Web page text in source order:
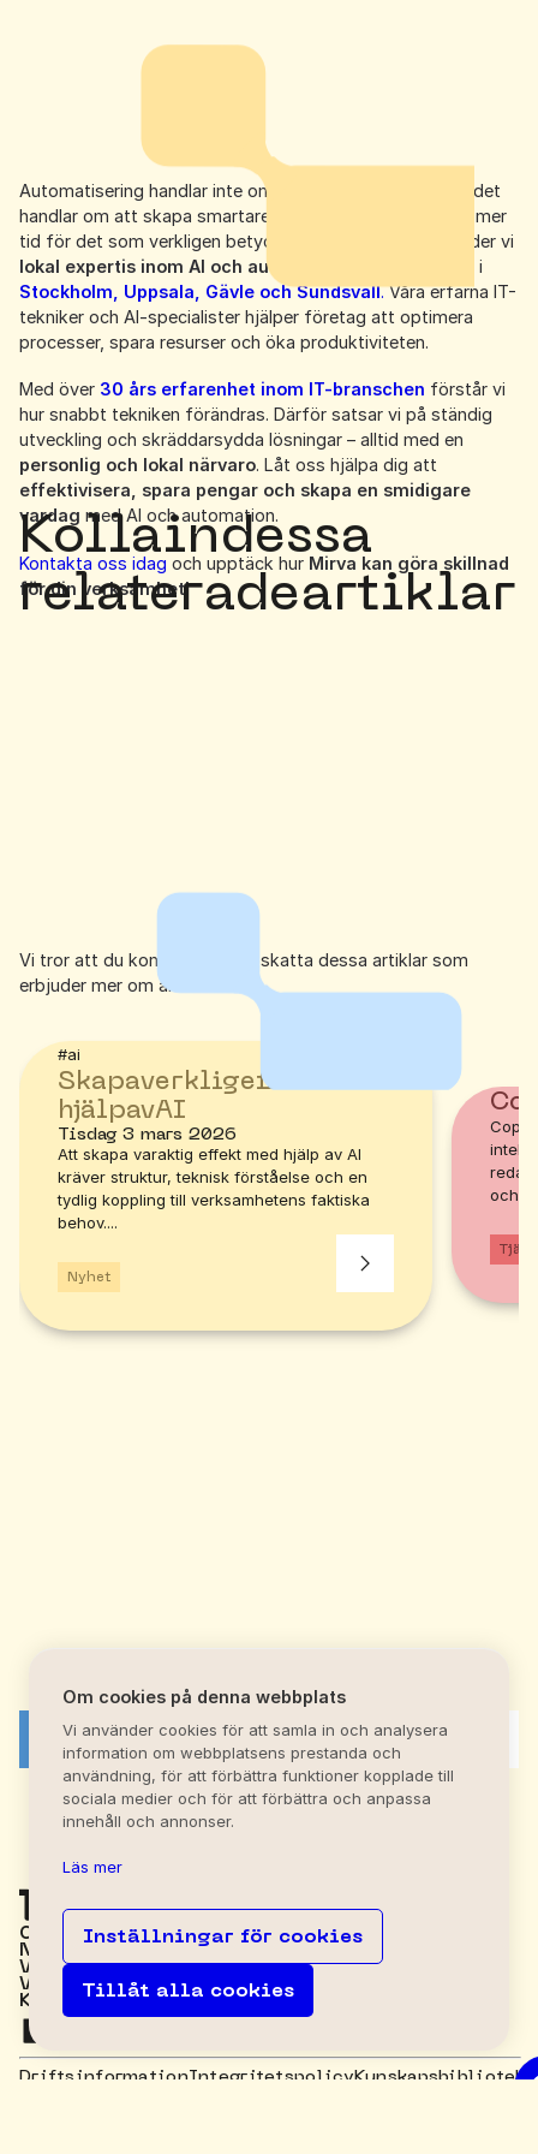
Om cookies på denna webbplats
Vi använder cookies för att samla in och analysera
information om webbplatsens prestanda och
användning, för att förbättra funktioner kopplade till
sociala medier och för att förbättra och anpassa
innehåll och annonser.
Läs mer
Inställningar för cookies
Tillåt alla cookies
Automatisering handlar inte om att ersätta människor – det
handlar om att skapa smartare arbetsflöden och ge dig mer
tid för det som verkligen betyder något. På
erbjuder vi
lokal expertis inom AI och automation
via våra kontor i
Stockholm, Uppsala, Gävle och Sundsvall.Våra erfarna IT-
tekniker och AI-specialister hjälper företag att optimera
processer, spara resurser och öka produktiviteten.
Med över 30 års erfarenhet inom IT-branschen förstår vi
hur snabbt tekniken förändras. Därför satsar vi på ständig
utveckling och skräddarsydda lösningar – alltid med en
personlig och lokal närvaro. Låt oss hjälpa dig att
effektivisera, spara pengar och skapa en smidigare
vardag med AI och automation.
Kontakta oss idag och upptäck hur Mirva kan göra skillnad
för din verksamhet!
Kollaindessa
relateradeartiklar
Vi tror att du kommer att uppskatta dessa artiklar som
erbjuder mer om ämnet.
#ai
Skapaverkligeffekt
hjälpavAI
Tisdag 3 mars 2026
Att skapa varaktig effekt med hjälp av AI
kräver struktur, teknisk förståelse och en
tydlig koppling till verksamhetens faktiska
behov....
Nyhet
redan
och...
Visa alla Tjänster
OM MIRVA
NYHETER
VÅRA KONTOR
VÅRA TJÄNSTER
KONTAKTA OSS
DriftsinformationIntegritetspolicyKunskapsbibliotek